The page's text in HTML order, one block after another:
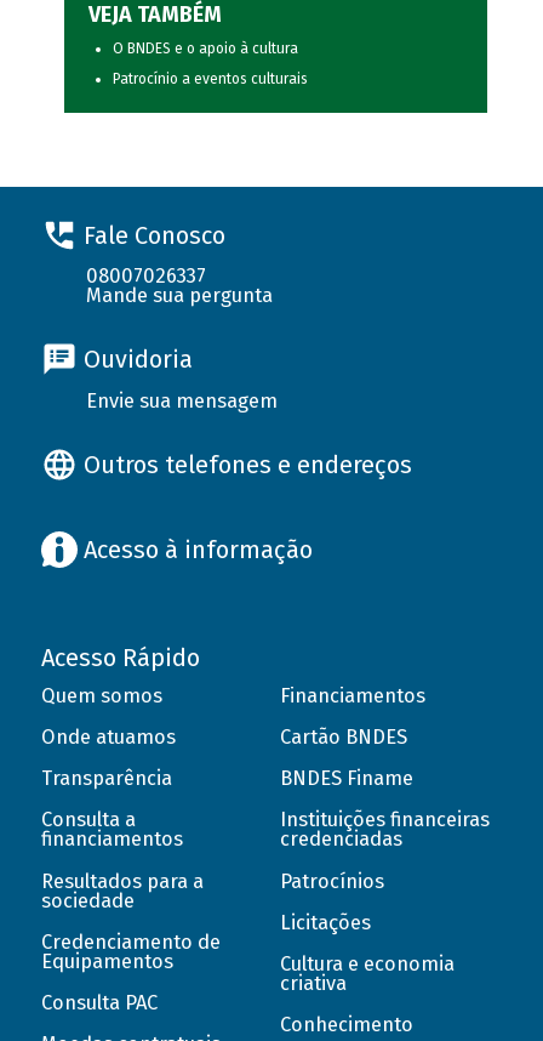
VEJA TAMBÉM
O BNDES e o apoio à cultura
Patrocínio a eventos culturais
Fale Conosco
08007026337
Mande sua pergunta
Ouvidoria
Envie sua mensagem
Outros telefones e endereços
Acesso à informação
Acesso Rápido
Quem somos
Onde atuamos
Transparência
Consulta a
financiamentos
Resultados para a
sociedade
Credenciamento de
Equipamentos
Consulta PAC
Financiamentos
Cartão BNDES
BNDES Finame
Instituições financeiras
credenciadas
Patrocínios
Licitações
Cultura e economia
criativa
Conhecimento